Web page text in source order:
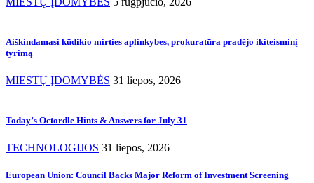
Aiškindamasi kūdikio mirties aplinkybes, prokuratūra pradėjo ikiteisminį
tyrimą
MIESTŲ ĮDOMYBĖS 31 liepos, 2026
Today’s Octordle Hints & Answers for July 31
TECHNOLOGIJOS 31 liepos, 2026
European Union: Council Backs Major Reform of Investment Screening